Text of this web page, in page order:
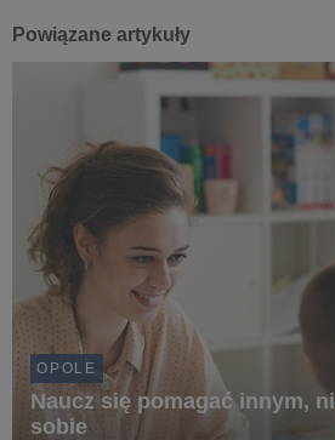
Powiązane artykuły
OPOLE
Naucz się pomagać innym,
sobie